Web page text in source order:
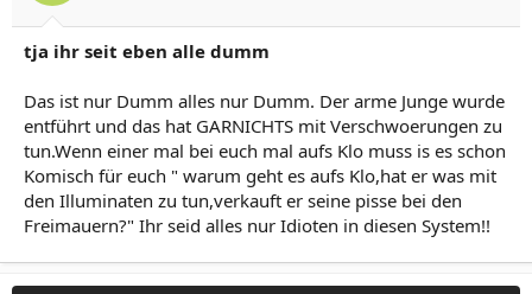
tja ihr seit eben alle dumm
Das ist nur Dumm alles nur Dumm. Der arme Junge wurde
entführt und das hat GARNICHTS mit Verschwoerungen zu
tun.Wenn einer mal bei euch mal aufs Klo muss is es schon
Komisch für euch " warum geht es aufs Klo,hat er was mit
den Illuminaten zu tun,verkauft er seine pisse bei den
Freimauern?" Ihr seid alles nur Idioten in diesen System!!